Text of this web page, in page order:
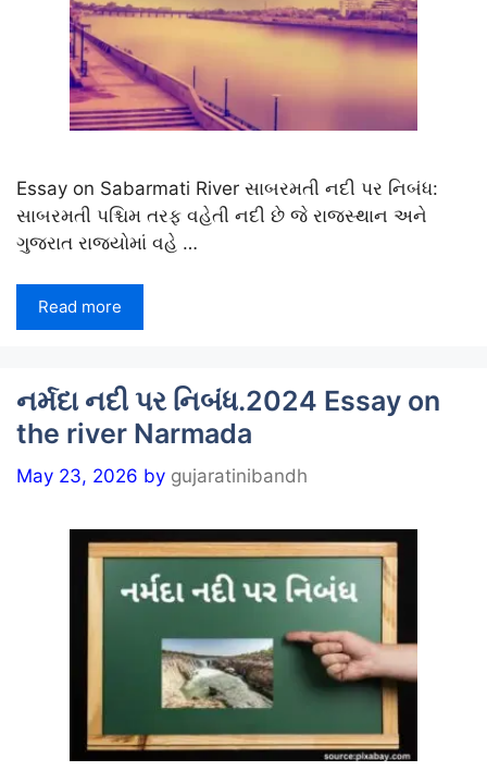
Essay on Sabarmati River સાબરમતી નદી પર નિબંધ:
સાબરમતી પશ્ચિમ તરફ વહેતી નદી છે જે રાજસ્થાન અને
ગુજરાત રાજ્યોમાં વહે …
Read more
નર્મદા નદી પર નિબંધ.2024 Essay on
the river Narmada
May 23, 2026 by gujaratinibandh